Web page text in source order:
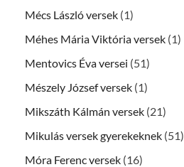
Mécs László versek (1)
Méhes Mária Viktória versek (1)
Mentovics Éva versei (51)
Mészely József versek (1)
Mikszáth Kálmán versek (21)
Mikulás versek gyerekeknek (51)
Móra Ferenc versek (16)